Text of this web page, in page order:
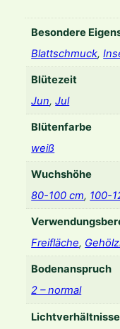
M
Besondere
Blattschmuck,
Blütezeit
Jun,Jul
Blütenfarbe
weiß
Wuchshöhe
80-100 cm, 100-
Freifläche,
Bodenanspruch
2 – normal
Lichtverhältnisse